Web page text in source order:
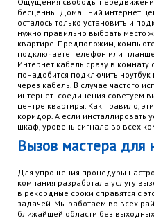
бесценны. Домашний интернет
осталось только установить и
нужно правильно выбрать место
квартире. Предположим,
подключаете телефон или
Интернет кабель сразу в
понадобится подключить
через кабель. В случае частого
интернет- соединения советуем
центре квартиры. Как правило,
коридор. А если инсталлировать
шкаф, уровень сигнала во всех
Вызов мастера для
Для упрощения процедуры
компания разработала услугу
в рекордные сроки справятся с
задачей. Мы работаем во всех
ближайшей области без